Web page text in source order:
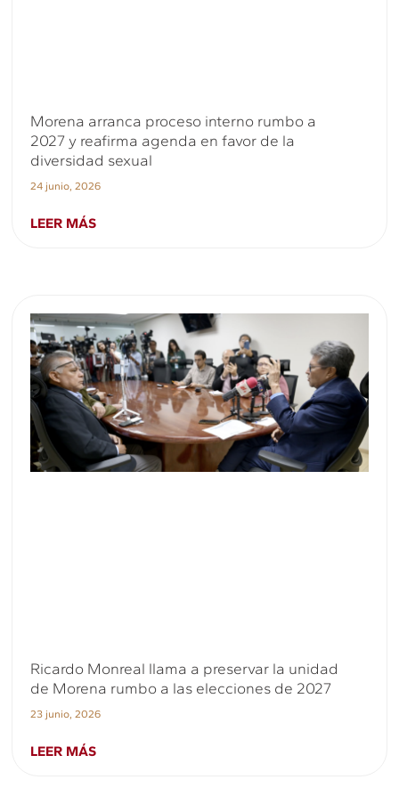
Morena arranca proceso interno rumbo a
2027 y reafirma agenda en favor de la
diversidad sexual
24 junio, 2026
LEER MÁS
Ricardo Monreal llama a preservar la unidad
de Morena rumbo a las elecciones de 2027
23 junio, 2026
LEER MÁS